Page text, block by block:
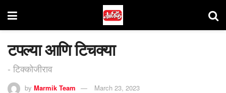
टपल्या आणि टिचक्या
- टिक्कोजीराव
by Marmik Team March 23, 2023